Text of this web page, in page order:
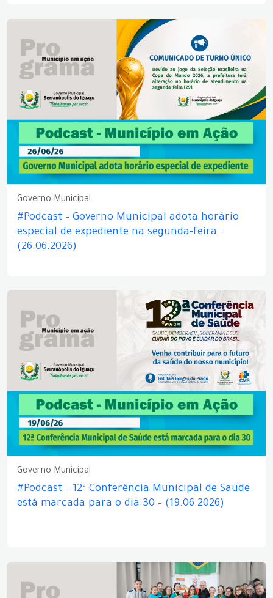
Governo Municipal
#Podcast – Governo Municipal adota horário
especial de expediente na segunda-feira –
(26.06.2026)
Governo Municipal
#Podcast – 12ª Conferência Municipal de Saúde
está marcada para o dia 30 – (19.06.2026)